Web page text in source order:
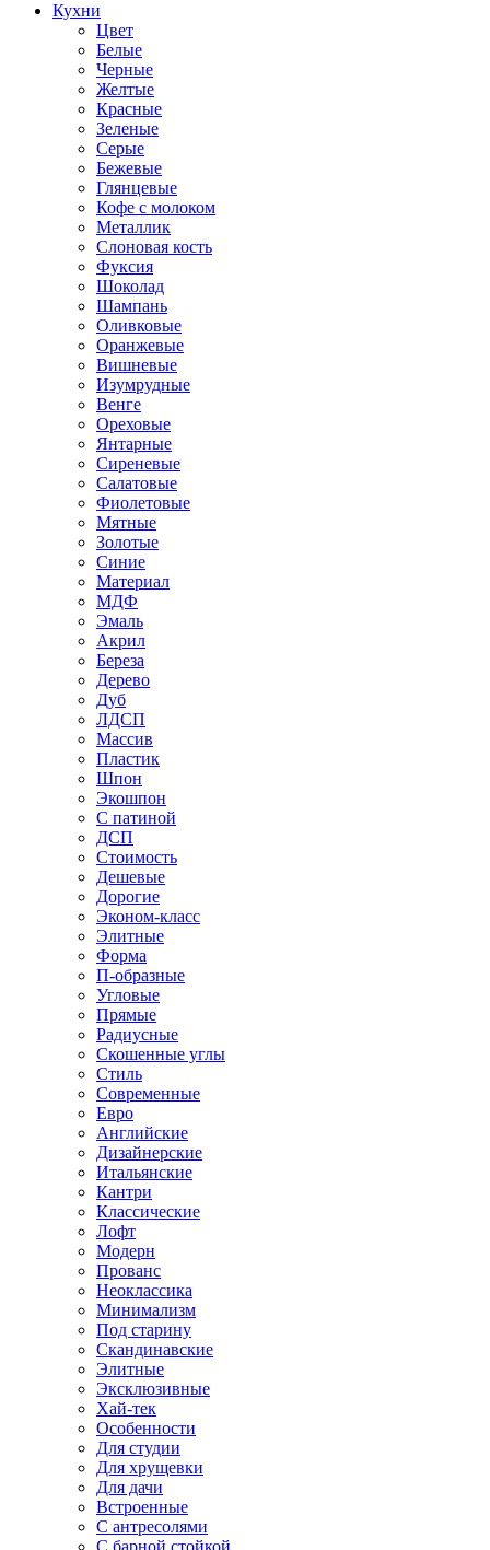
Кухни
Цвет
Белые
Черные
Желтые
Красные
Зеленые
Серые
Бежевые
Глянцевые
Кофе с молоком
Металлик
Слоновая кость
Фуксия
Шоколад
Шампань
Оливковые
Оранжевые
Вишневые
Изумрудные
Венге
Ореховые
Янтарные
Сиреневые
Салатовые
Фиолетовые
Мятные
Золотые
Синие
Материал
МДФ
Эмаль
Акрил
Береза
Дерево
Дуб
ЛДСП
Массив
Пластик
Шпон
Экошпон
С патиной
ДСП
Стоимость
Дешевые
Дорогие
Эконом-класс
Элитные
Форма
П-образные
Угловые
Прямые
Радиусные
Скошенные углы
Стиль
Современные
Евро
Английские
Дизайнерские
Итальянские
Кантри
Классические
Лофт
Модерн
Прованс
Неоклассика
Минимализм
Под старину
Скандинавские
Элитные
Эксклюзивные
Хай-тек
Особенности
Для студии
Для хрущевки
Для дачи
Встроенные
С антресолями
С барной стойкой